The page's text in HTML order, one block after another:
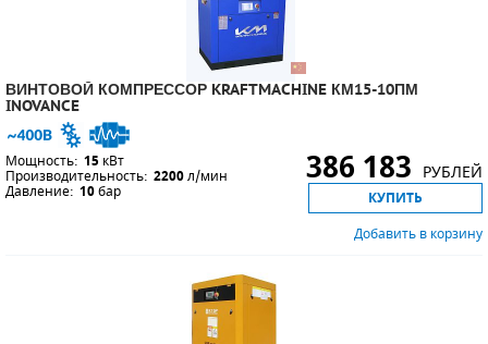
ВИНТОВОЙ КОМПРЕССОР KRAFTMACHINE КМ15-10ПМ
INOVANCE
Мощность: 15 кВт
Производительность: 2200л/мин
Давление: 10бар
386 183 РУБЛЕЙ
КУПИТЬ
Добавить в корзину